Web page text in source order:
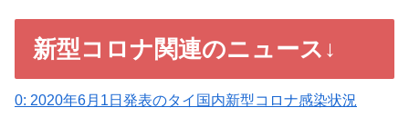
新型コロナ関連のニュース↓
0: 2020年6月1日発表のタイ国内新型コロナ感染状況